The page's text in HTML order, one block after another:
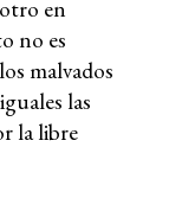
en
no es
malvados
las
la libre